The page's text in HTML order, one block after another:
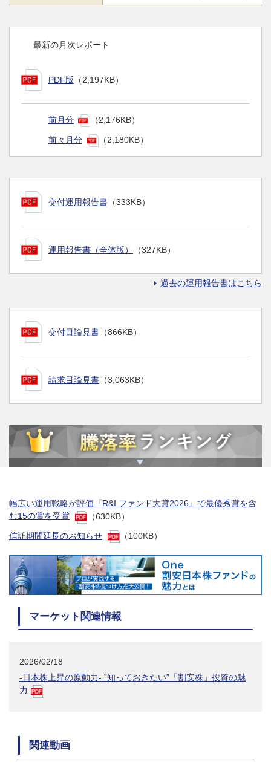
最新の月次レポート
PDF版 （2,197KB）
前月分 （2,176KB）
前々月分 （2,180KB）
交付運用報告書 （333KB）
運用報告書（全体版） （327KB）
過去の運用報告書はこちら
交付目論見書 （866KB）
請求目論見書 （3,063KB）
幅広い運用戦略が評価『R&I ファンド大賞2026』で最優秀賞を含
む15の賞を受賞
（630KB）
信託期間延長のお知らせ
（100KB）
マーケット関連情報
2026/02/18
-日本株上昇の原動力- ”知っておきたい”「割安株」投資の魅
力
関連動画